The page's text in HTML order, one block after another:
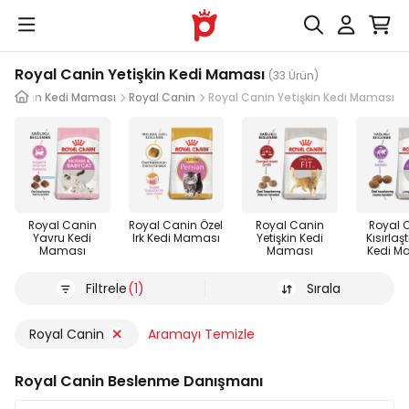
Royal Canin Yetişkin Kedi Maması (33 Ürün)
Yetişkin Kedi Maması
Royal Canin Royal Canin Yetişkin Kedi Maması
Royal Canin
Yavru Kedi
Maması
Royal Canin Özel
Irk Kedi Maması
Royal Canin
Yetişkin Kedi
Maması
Royal
Kedi
Filtrele(1) Sırala
Royal Canin Aramayı Temizle
Royal Canin Beslenme Danışmanı